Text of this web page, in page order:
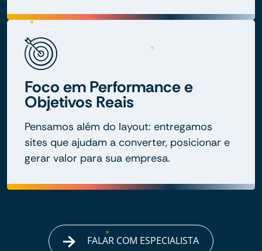
Foco em Performance e
Objetivos Reais
Pensamos além do layout: entregamos
sites que ajudam a converter, posicionar e
gerar valor para sua empresa.
FALAR COM ESPECIALISTA